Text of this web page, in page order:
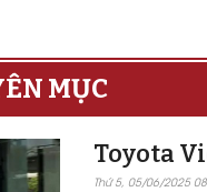
MỤC
Toyota
Thứ 5, 05/06/2025